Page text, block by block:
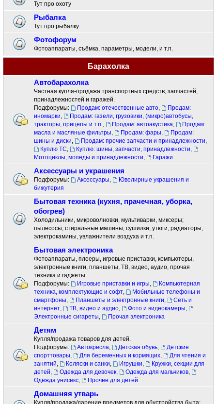
Тут про охоту
Рыбалка
Тут про рыбалку
Фотофорум
Фотоаппараты, съёмка, параметры, модели, и т.п.
Барахолка
Автобарахолка
Частная купля-продажа транспортных средств, запчастей,
принадлежностей и гаражей.
Подфорумы:
Продам: отечественные авто,
Продам:
иномарки,
Продам: газели, грузовики, (микро)автобусы,
тракторы, прицепы и т.п., Продам: автоакустика,
Продам:
масла и масляные фильтры, Продам: фары,
Продам:
шины и диски, Продам: прочие запчасти и принадлежности,
Куплю ТС, Куплю: шины, запчасти, принадлежности,
Мотоциклы, мопеды и принадлежности, Гаражи
Аксессуары и украшения
Подфорумы: Аксессуары,
Ювелирные украшения и
бижутерия
Бытовая техника (кухня, прачечная, уборка,
обогрев)
Холодильники, микроволновки, мультиварки, миксеры;
пылесосы; стиральные машины, сушилки, утюги; радиаторы,
электрокамины, увлажнители воздуха и т.п.
Бытовая электроника
Фотоаппараты, плееры, игровые приставки, компьютеры,
электронные книги, планшеты, ТВ, видео, аудио, прочая
техника и гаджеты
Подфорумы:
Игровые приставки и игры,
Компьютерная
техника, комплектующие и софт,
Мобильные телефоны и
смартфоны, Планшеты и электронные книги,
Сеть и
интернет, ТВ, видео и аудио, Фото и видеокамеры,
Электронные сигареты, Прочая электроника
Детям
Купля/продажа товаров для детей.
Подфорумы:
Автокресла, Детская обувь,
Детские
спорттовары, Для беременных и кормящих,
Для чтения и
занятий, Коляски и санки, Игрушки,
Кружки, секции для
детей, Одежда для девочек, Одежда для мальчиков,
Одежда унисекс, Прочее для детей
Домашняя утварь
Купля/продажа/дарение предметов для обустройства быта: